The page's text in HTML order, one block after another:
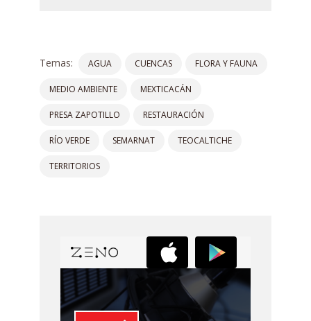
Temas: AGUA CUENCAS FLORA Y FAUNA
MEDIO AMBIENTE MEXTICACÁN
PRESA ZAPOTILLO RESTAURACIÓN
RÍO VERDE SEMARNAT TEOCALTICHE
TERRITORIOS